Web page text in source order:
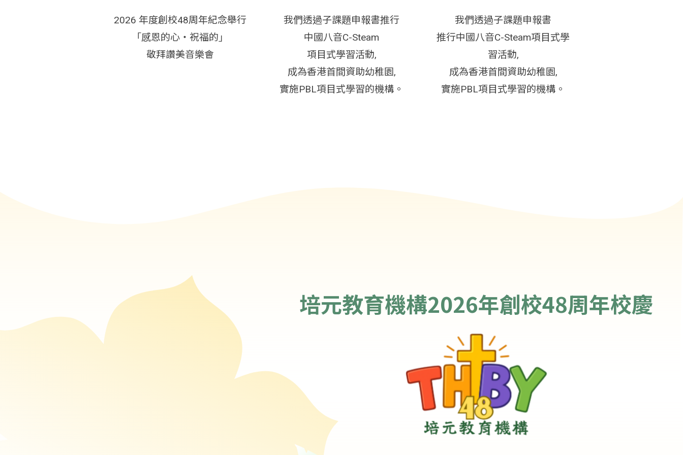
2026 年度創校48周年紀念舉行
「感恩的心・祝福的」
敬拜讚美音樂會
我們透過子課題申報書推行
中國八音C-Steam
項目式學習活動,
成為香港首間資助幼稚園,
實施PBL項目式學習的機構。
我們透過子課題申報書
推行中國八音C-Steam項目式學
習活動,
成為香港首間資助幼稚園,
實施PBL項目式學習的機構。
培元教育機構2026年創校48周年校慶